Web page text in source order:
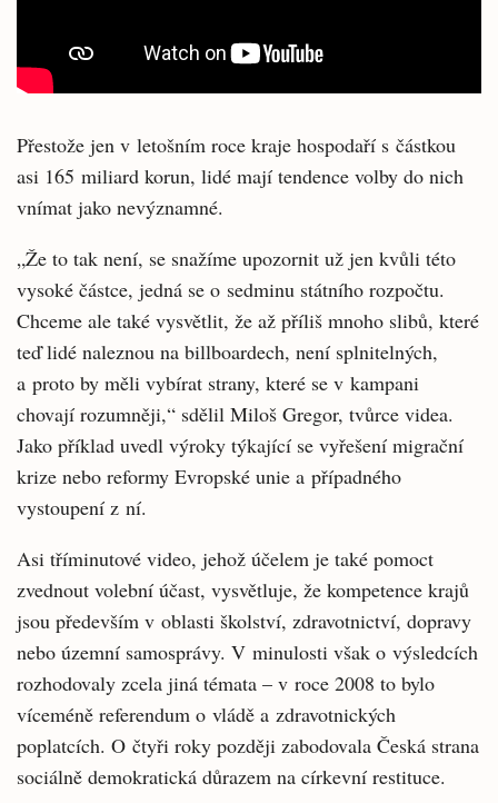
Přestože jen v letošním roce kraje hospodaří s částkou
asi 165 miliard korun, lidé mají tendence volby do nich
vnímat jako nevýznamné.
„Že to tak není, se snažíme upozornit už jen kvůli této
vysoké částce, jedná se o sedminu státního rozpočtu.
Chceme ale také vysvětlit, že až příliš mnoho slibů, které
teď lidé naleznou na billboardech, není splnitelných,
a proto by měli vybírat strany, které se v kampani
chovají rozumněji,“ sdělil Miloš Gregor, tvůrce videa.
Jako příklad uvedl výroky týkající se vyřešení migrační
krize nebo reformy Evropské unie a případného
vystoupení z ní.
Asi tříminutové video, jehož účelem je také pomoct
zvednout volební účast, vysvětluje, že kompetence krajů
jsou především v oblasti školství, zdravotnictví, dopravy
nebo územní samosprávy. V minulosti však o výsledcích
rozhodovaly zcela jiná témata – v roce 2008 to bylo
víceméně referendum o vládě a zdravotnických
poplatcích. O čtyři roky později zabodovala Česká strana
sociálně demokratická důrazem na církevní restituce.